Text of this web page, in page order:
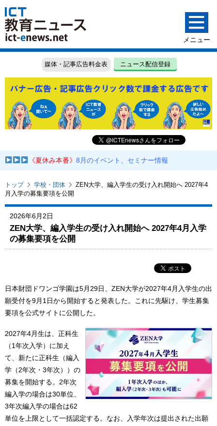
媒体・記事広告料金表 ニュース配信登録
《夏休み本番》8月のイベント、セミナー情報
トップ 学校・団体
ZEN大学、編入学生の受け入れ開始へ 2027年4
月入学の募集要項を公開
2026年6月2日
ZEN大学、編入学生の受け入れ開始へ 2027年4月入学
の募集要項を公開
日本財団ドワンゴ学園は5月29日、ZEN大学が2027年4月入学生の出
願受付を9月1日から開始すると発表した。これに先駆け、学生募集
要項を公式サイトに公開した。
2027年4月生は、正科生
（1年次入学）に加え
て、新たに正科生（編入
学（2年次・3年次））の
募集を開始する。2年次
編入学の場合は30単位、
3年次編入学の場合は62
単位を上限として一括認定する。なお、入学年次は提出された出願